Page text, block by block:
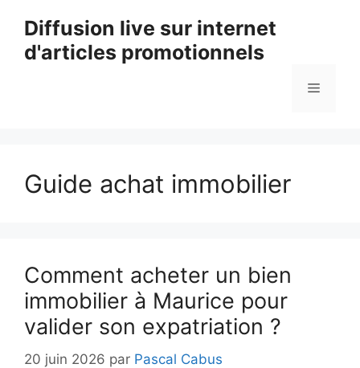
contenu
Diffusion live sur internet
d'articles promotionnels
Menu
Guide achat immobilier
Comment acheter un bien
immobilier à Maurice pour
valider son expatriation ?
20 juin 2026 par Pascal Cabus